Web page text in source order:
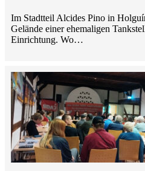
Im Stadtteil Alcides Pino in
Gelände einer ehemaligen
Einrichtung. Wo…